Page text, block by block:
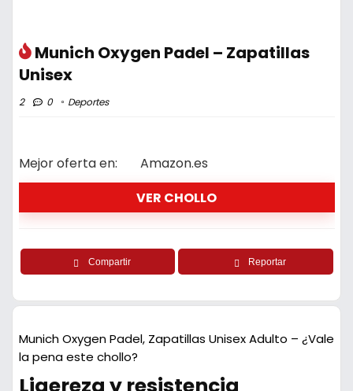
Munich Oxygen Padel – Zapatillas
Unisex
2 0 Deportes
Mejor oferta en:
Amazon.es
VER CHOLLO
Compartir Reportar
Munich Oxygen Padel, Zapatillas Unisex Adulto – ¿Vale
la pena este chollo?